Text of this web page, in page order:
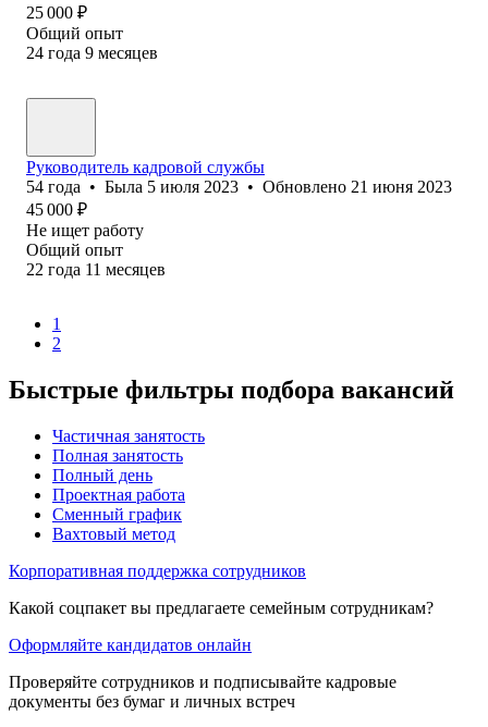
25 000 ₽
Общий опыт
24 года 9 месяцев
Руководитель кадровой службы
54 года • Была 5 июля 2023 • Обновлено 21 июня 2023
45 000 ₽
Не ищет работу
Общий опыт
22 года 11 месяцев
1
2
Быстрые фильтры подбора вакансий
Частичная занятость
Полная занятость
Полный день
Проектная работа
Сменный график
Вахтовый метод
Корпоративная поддержка сотрудников
Какой соцпакет вы предлагаете семейным сотрудникам?
Оформляйте кандидатов онлайн
Проверяйте сотрудников и подписывайте кадровые
документы без бумаг и личных встреч